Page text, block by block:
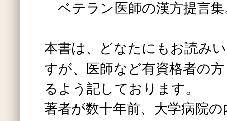
ベテラン医師の漢方提言集
本書は、どなたにもお読み
すが、医師など有資格者の
るよう記しております。
著者が数十年前、大学病院